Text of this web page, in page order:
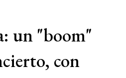
un "boom"
con